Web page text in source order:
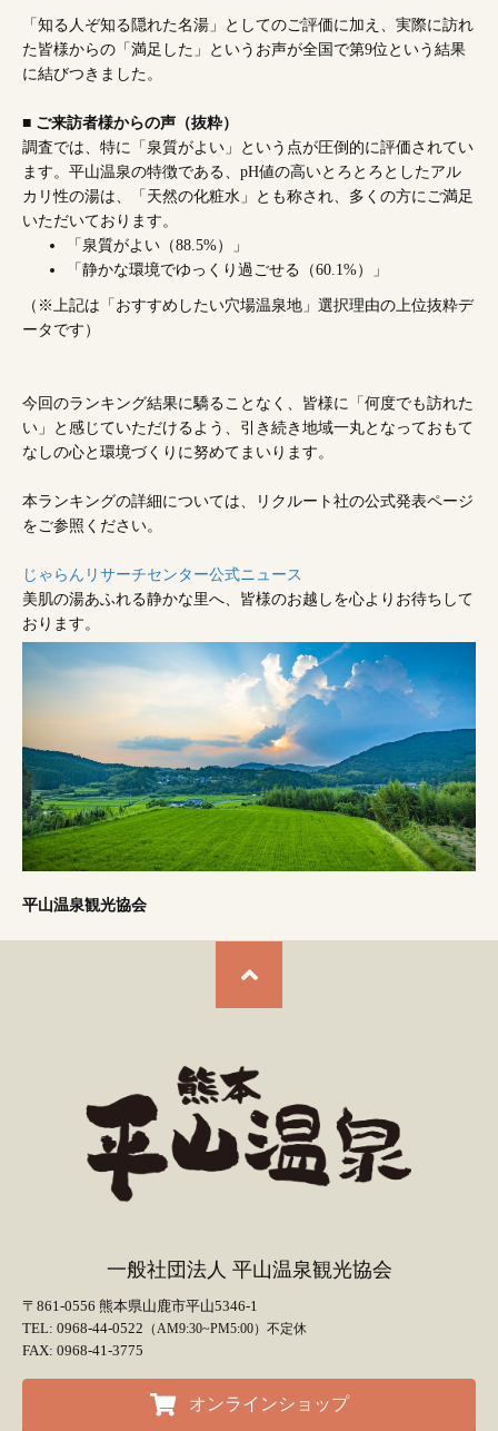
「知る人ぞ知る隠れた名湯」としてのご評価に加え、実際に訪れ
た皆様からの「満足した」というお声が全国で第9位という結果
に結びつきました。
■ ご来訪者様からの声（抜粋）
調査では、特に「泉質がよい」という点が圧倒的に評価されてい
ます。平山温泉の特徴である、pH値の高いとろとろとしたアル
カリ性の湯は、「天然の化粧水」とも称され、多くの方にご満足
いただいております。
「泉質がよい（88.5%）」
「静かな環境でゆっくり過ごせる（60.1%）」
（※上記は「おすすめしたい穴場温泉地」選択理由の上位抜粋デ
ータです）
今回のランキング結果に驕ることなく、皆様に「何度でも訪れた
い」と感じていただけるよう、引き続き地域一丸となっておもて
なしの心と環境づくりに努めてまいります。
本ランキングの詳細については、リクルート社の公式発表ページ
をご参照ください。
じゃらんリサーチセンター公式ニュース
美肌の湯あふれる静かな里へ、皆様のお越しを心よりお待ちして
おります。
平山温泉観光協会
一般社団法人 平山温泉観光協会
〒861-0556 熊本県山鹿市平山5346-1
TEL: 0968-44-0522 （AM9:30~PM5:00）不定休
FAX: 0968-41-3775
オンラインショップ